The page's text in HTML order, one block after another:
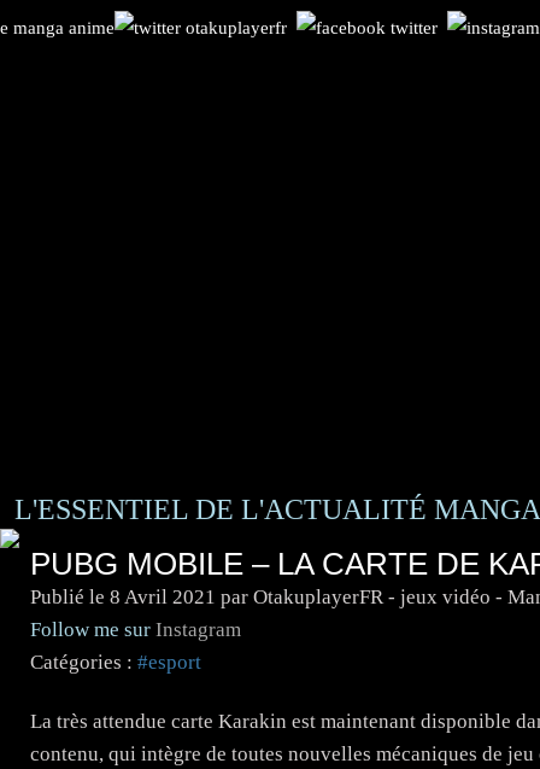
L'ESSENTIEL DE L'ACTUALITÉ
PUBG MOBILE – LA CARTE DE
Publié le 8 Avril 2021 par OtakuplayerFR - jeux vidéo -
Follow me sur Instagram
Catégories : #esport
La très attendue carte Karakin est maintenant disponible
contenu, qui intègre de toutes nouvelles mécaniques de